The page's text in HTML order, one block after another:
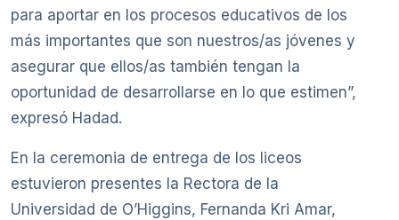
para aportar en los procesos educativos de los
más importantes que son nuestros/as jóvenes y
asegurar que ellos/as también tengan la
oportunidad de desarrollarse en lo que estimen”,
expresó Hadad.
En la ceremonia de entrega de los liceos
estuvieron presentes la Rectora de la
Universidad de O’Higgins, Fernanda Kri Amar,